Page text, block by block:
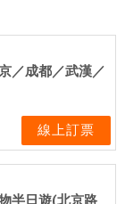
／成都／武漢／
線上訂票
半日遊(北京路